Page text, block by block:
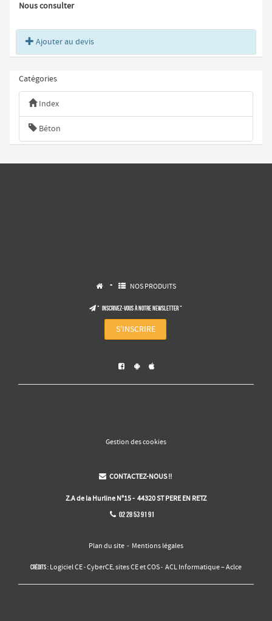
Nous consulter
Ajouter au devis
Catégories
Index
Béton
 -  NOS PRODUITS
" Inscrivez-vous à notre NEWSLETTER "
S'INSCRIRE
  
Gestion des cookies
 CONTACTEZ-NOUS !!
Z.A de la Hurline N°15 - 44320 ST PERE EN RETZ
 02 28 53 91 91
Plan du site - Mentions légales
Crédits : Logiciel CE-CyberCE sites CE et COS- ACL Informatique – Aclce